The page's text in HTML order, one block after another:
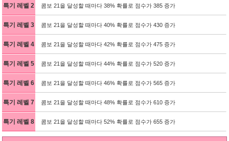
특기 레벨 2 콤보 21을 달성할 때마다 38% 확률로 점수가 385 증가
특기 레벨 3 콤보 21을 달성할 때마다 40% 확률로 점수가 430 증가
특기 레벨 4 콤보 21을 달성할 때마다 42% 확률로 점수가 475 증가
특기 레벨 5 콤보 21을 달성할 때마다 44% 확률로 점수가 520 증가
특기 레벨 6 콤보 21을 달성할 때마다 46% 확률로 점수가 565 증가
특기 레벨 7 콤보 21을 달성할 때마다 48% 확률로 점수가 610 증가
특기 레벨 8 콤보 21을 달성할 때마다 52% 확률로 점수가 655 증가